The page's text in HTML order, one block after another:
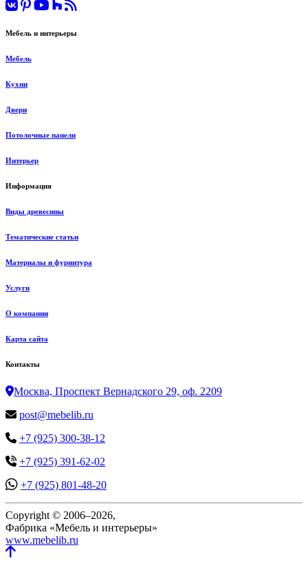
Мебель и интерьеры
Мебель
Кухни
Двери
Потолочные панели
Интерьер
Информация
Виды древесины
Тематические статьи
Материалы и фурнитура
Услуги
О компании
Карта сайта
Контакты
Москва, Проспект Вернадского 29, оф. 2209
post@mebelib.ru
+7 (925) 300-38-12
+7 (925) 391-62-02
+7 (925) 801-48-20
Copyright © 2006–2026,
Фабрика «Мебель и интерьеры»
www.mebelib.ru